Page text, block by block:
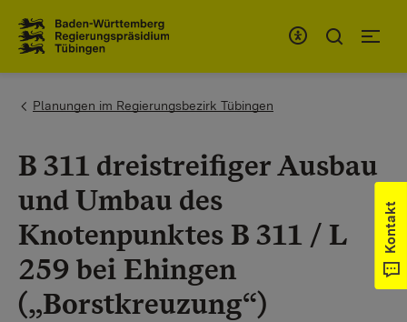
You are here:
Planungen im Regierungsbezirk Tübingen
B 311 dreistreifiger Ausbau
und Umbau des
Knotenpunktes B 311 / L
259 bei Ehingen
(„Borstkreuzung“)
Kontakt